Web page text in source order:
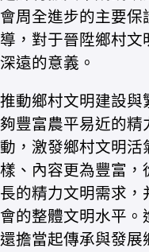
會周全進步的主要
導，對于晉陞鄉村
深遠的意義。
推動鄉村文明建設與
夠豐富農平易近的
動，激發鄉村文明活
樣、內容更為豐富，
長的精力文明需求
會的整體文明水平
還擔當起傳承與發展